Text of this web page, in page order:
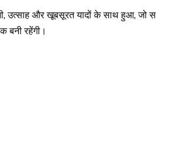
उत्साह और खूबसूरत यादों के साथ हुआ, जो स
बनी रहेंगी।